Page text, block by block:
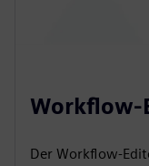
Workflow-
Der Workflow-